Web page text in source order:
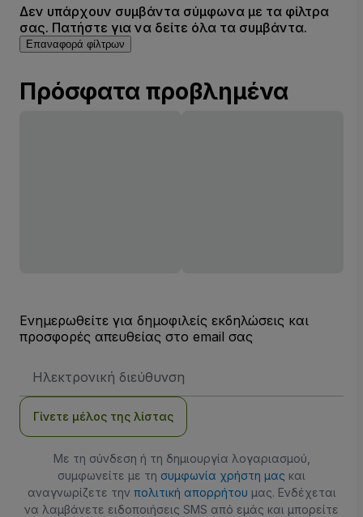
Δεν υπάρχουν συμβάντα σύμφωνα με τα φίλτρα
σας. Πατήστε για να δείτε όλα τα συμβάντα.
Επαναφορά φίλτρων
Πρόσφατα προβλημένα
Ενημερωθείτε για δημοφιλείς εκδηλώσεις και
προσφορές απευθείας στο email σας
Email
Γίνετε μέλος της λίστας
Με τη σύνδεση ή τη δημιουργία λογαριασμού,
συμφωνείτε με τη συμφωνία χρήστη μας και
αναγνωρίζετε την πολιτική απορρήτου μας. Ενδέχεται
να λαμβάνετε ειδοποιήσεις SMS από εμάς και μπορείτε